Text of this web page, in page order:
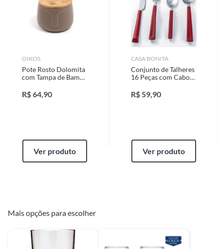
OIKOS
Pote Rosto Dolomita
com Tampa de Bambu
R$64,90
Ver produto
CASA BONITA
Conjunto de Talheres
16 Peças com Cabo
R$59,90
Ver produto
Mais opções para escolher